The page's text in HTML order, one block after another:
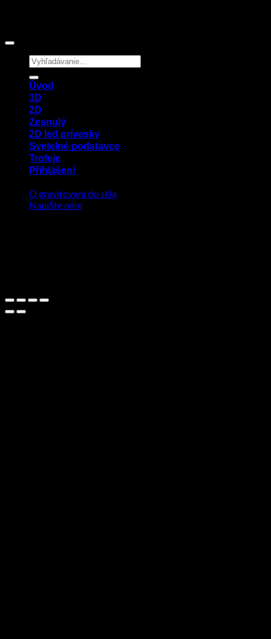
Hledat:
Úvod
3D
2D
Zesnulý
2D led prívesky
Svetelné podstavce
Trofeje
Přihlášení
O gravirovaní do skla
Napište nám